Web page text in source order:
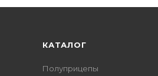
КАТАЛОГ
Полуприцепы